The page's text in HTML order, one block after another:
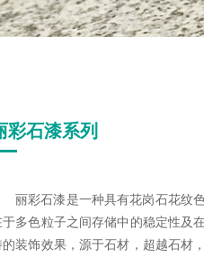
彩石漆系列
丽彩石漆是一种具有花岗石花纹
于多色粒子之间存储中的稳定性及
的装饰效果，源于石材，超越石材，